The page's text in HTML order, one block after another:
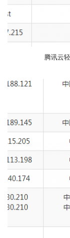
腾讯云